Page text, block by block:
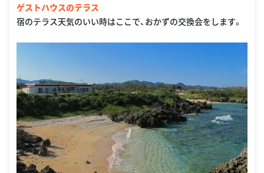
ゲストハウスのテラス
宿のテラス天気のいい時はここで、おかずの交換会をします。